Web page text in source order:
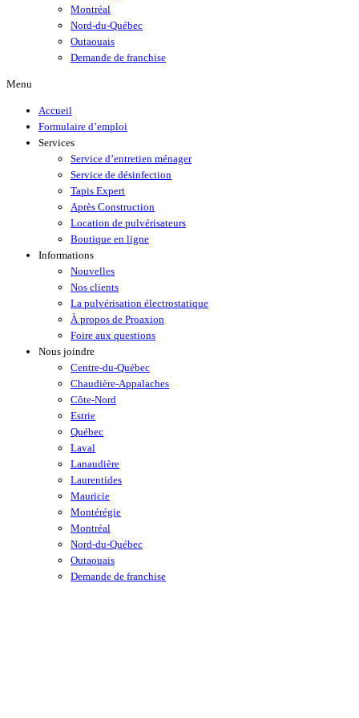
Montréal
Nord-du-Québec
Outaouais
Demande de franchise
Menu
Accueil
Formulaire d’emploi
Services
Service d’entretien ménager
Service de désinfection
Tapis Expert
Après Construction
Location de pulvérisateurs
Boutique en ligne
Informations
Nouvelles
Nos clients
La pulvérisation électrostatique
À propos de Proaxion
Foire aux questions
Nous joindre
Centre-du-Québec
Chaudière-Appalaches
Côte-Nord
Estrie
Québec
Laval
Lanaudière
Laurentides
Mauricie
Montérégie
Montréal
Nord-du-Québec
Outaouais
Demande de franchise